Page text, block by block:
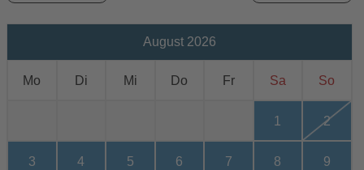
August 2026
Mo Di Mi Do Fr Sa So
1 2
3 4 5 6 7 8 9